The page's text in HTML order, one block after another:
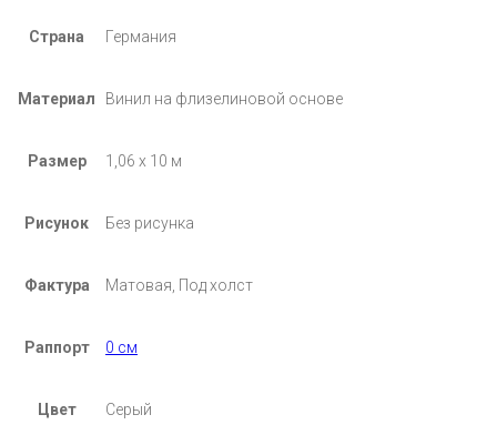
Страна Германия
Материал Винил на флизелиновой основе
Размер 1,06 х 10 м
Рисунок Без рисунка
Фактура Матовая, Под холст
Раппорт 0 см
Цвет Серый